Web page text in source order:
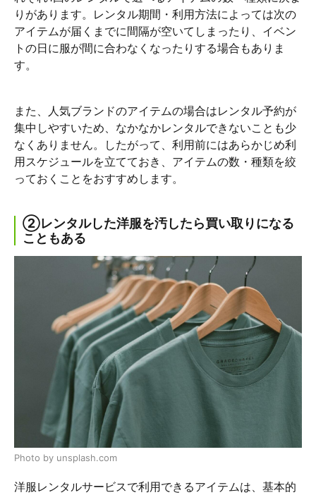
りがあります。レンタル期間・利用方法によっては次の
アイテムが届くまでに間隔が空いてしまったり、イベン
トの日に服が間に合わなくなったりする場合もありま
す。
また、人気ブランドのアイテムの場合はレンタル予約が
集中しやすいため、なかなかレンタルできないことも少
なくありません。したがって、利用前にはあらかじめ利
用スケジュールを立てておき、アイテムの数・種類を絞
っておくことをおすすめします。
②レンタルした洋服を汚したら買い取りになる
こともある
Photo by unsplash.com
洋服レンタルサービスで利用できるアイテムは、基本的